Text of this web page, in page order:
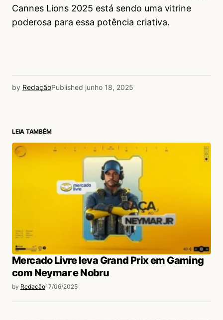
Cannes Lions 2025 está sendo uma vitrine
poderosa para essa potência criativa.
by RedaçãoPublished junho 18, 2025
LEIA TAMBÉM
Mercado Livre leva Grand Prix em Gaming
com Neymar e Nobru
by Redação17/06/2025